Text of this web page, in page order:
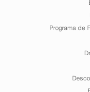
Programa de